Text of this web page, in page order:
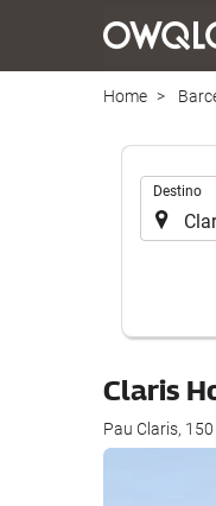
Home
Destino
Claris
Pau Claris,